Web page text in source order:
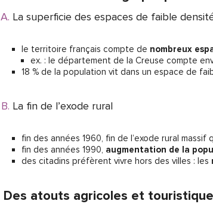
La superficie des espaces de faible
le territoire français compte de nombreux
ex. : le département de la Creuse compte
18 % de la population vit dans un espace de
La fin de l’exode rural
fin des années 1960, fin de l’exode rural massif
fin des années 1990, augmentation de la
des citadins préfèrent vivre hors des villes : les
Des atouts agricoles et